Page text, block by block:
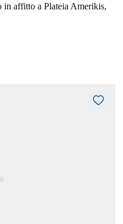
in affitto a Plateia Amerikis,